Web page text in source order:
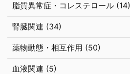
脂質異常症・コレステロール (14)
腎臓関連 (34)
薬物動態・相互作用 (50)
血液関連 (5)